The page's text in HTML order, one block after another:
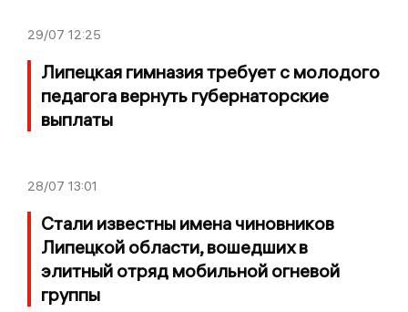
29/07 12:25
Липецкая гимназия требует с молодого
педагога вернуть губернаторские
выплаты
28/07 13:01
Стали известны имена чиновников
Липецкой области, вошедших в
элитный отряд мобильной огневой
группы